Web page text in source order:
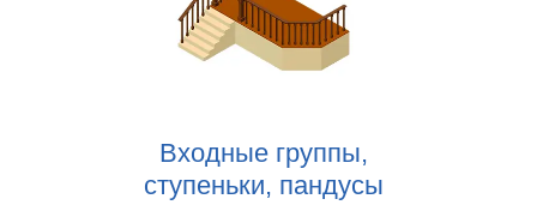
Входные группы,
ступеньки, пандусы